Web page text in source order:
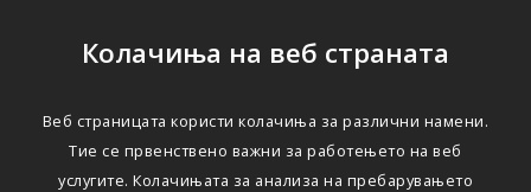
Колачиња на веб страната
Веб страницата користи колачиња за различни намени.
Тие се првенствено важни за работењето на веб
услугите. Колачињата за анализа на пребарувањето